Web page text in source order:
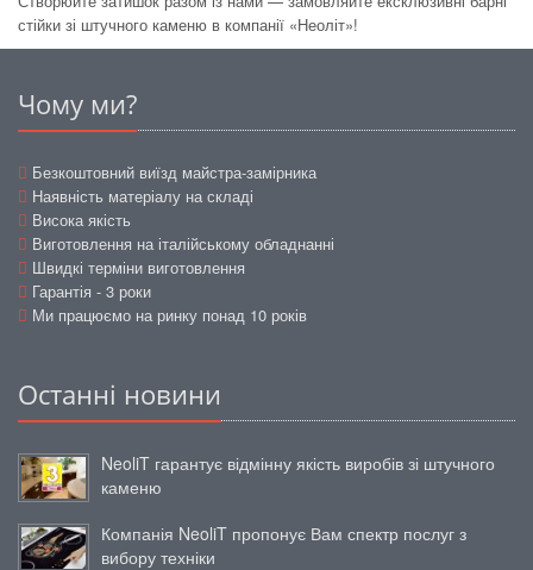
стійки зі штучного каменю в компанії «Неоліт»!
Чому ми?
Безкоштовний виїзд майстра-замірника
Наявність матеріалу на складі
Висока якість
Виготовлення на італійському обладнанні
Швидкі терміни виготовлення
Гарантія - 3 роки
Ми працюємо на ринку понад 10 років
Останні новини
NeoliT гарантує відмінну якість виробів зі штучного
каменю
Компанія NeoliT пропонує Вам спектр послуг з
вибору техніки